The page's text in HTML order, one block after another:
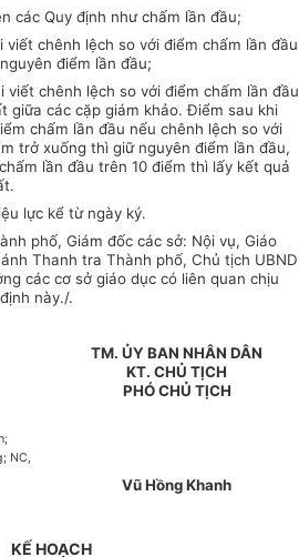
các Quy định như chấm lần đầu;
chênh lệch so với điểm chấm lần đầu
điểm lần đầu;
viết chênh lệch so với điểm chấm lần đầu
t giữa các cặp giám khảo. Điểm sau khi
chấm lần đầu nếu chênh lệch so với
trở xuống thì giữ nguyên điểm lần đầu,
lần đầu trên 10 điểm thì lấy kết quả
lực kể từ ngày ký.
phố, Giám đốc các sở: Nội vụ, Giáo
Thanh tra Thành phố, Chủ tịch UBND
các cơ sở giáo dục có liên quan chịu
này./.
NC,
TM. ỦY BAN NHÂN DÂN
KT. CHỦ TỊCH
PHÓ CHỦ TỊCH
Vũ Hồng Khanh
KẾ HOẠCH